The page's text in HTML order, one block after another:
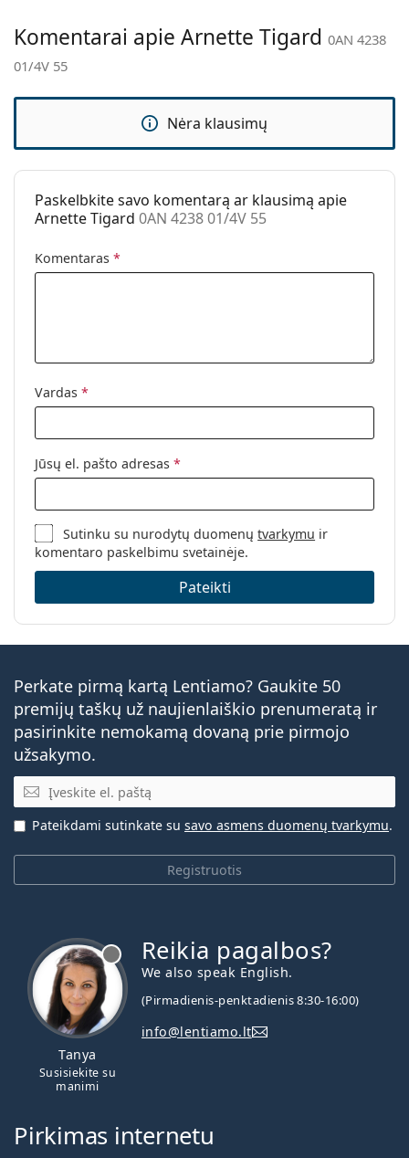
Lytis:
Vyrams
Kodas:
0AN 4238 01/4V 55
Komentarai apie Arnette Tigard 0AN 4238
01/4V 55
Nėra klausimų
Paskelbkite savo komentarą ar klausimą apie
Arnette Tigard 0AN 4238 01/4V 55
Komentaras *
Vardas *
Jūsų el. pašto adresas *
Sutinku su nurodytų duomenųtvarkymu ir
komentaro paskelbimu svetainėje.
Pateikti
Perkate pirmą kartą Lentiamo? Gaukite 50
premijų taškų už naujienlaiškio prenumeratą ir
pasirinkite nemokamą dovaną prie pirmojo
užsakymo.
El. pašto adresas
Registruotis
Pateikdami sutinkate su savo asmens duomenų tvarkymu.
Tanya
Susisiekite su
manimi
Reikia pagalbos?
We also speak English.
(Pirmadienis-penktadienis 8:30-16:00)
info@lentiamo.lt
Pirkimas internetu